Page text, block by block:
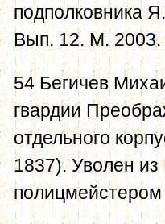
подполковника
Вып. 12. М.
54 Бегичев
гвардии
отдельного
1837). Уволен
полицмейстером